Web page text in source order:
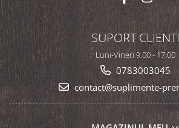
SUPORT CLIENTI
Luni-Vineri 9,00 - 17,00
0783003045
contact@suplimente-